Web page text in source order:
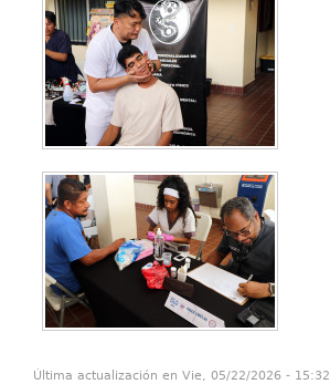
Última actualización en Vie, 05/22/2026 - 15:32